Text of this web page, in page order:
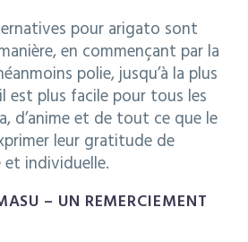
pour arigato sont
en commençant par la
polie, jusqu’à la plus
est plus facile pour tous les
d’anime et de tout ce que le
leur gratitude de
et individuelle.
– UN REMERCIEMENT